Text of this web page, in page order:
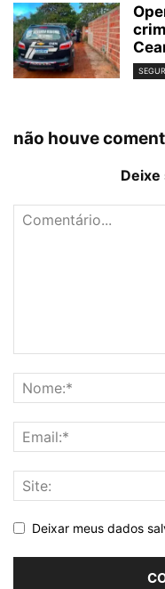
não houve
Deixar meus dados